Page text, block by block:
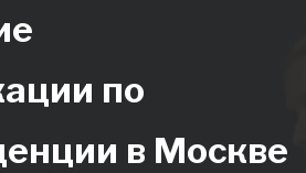
по
в Москве